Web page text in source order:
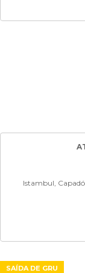
Istambul,
SAÍDA DE GRU